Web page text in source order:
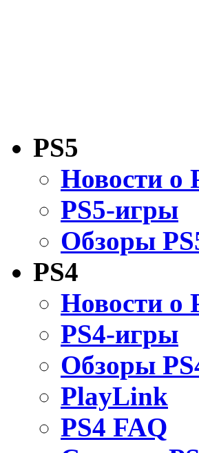
PS5
Новости о
PS5-игры
Обзоры
PS4
Новости о
PS4-игры
Обзоры
PlayLink
PS4 FAQ